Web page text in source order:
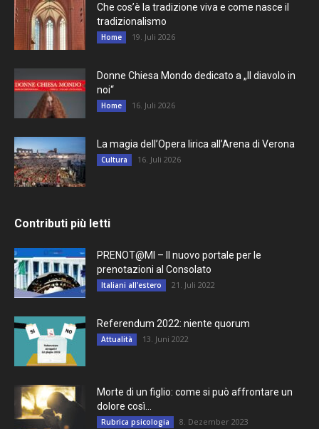
Che cos’è la tradizione viva e come nasce il
tradizionalismo
Home 19. Juli 2026
Donne Chiesa Mondo dedicato a „Il diavolo in
noi“
Home 16. Juli 2026
La magia dell’Opera lirica all’Arena di Verona
Cultura 16. Juli 2026
Contributi più letti
PRENOT@MI – Il nuovo portale per le
prenotazioni al Consolato
Italiani all'estero 21. Juli 2022
Referendum 2022: niente quorum
Attualità 13. Juni 2022
Morte di un figlio: come si può affrontare un
dolore così...
Rubrica psicologia 8. Dezember 2023